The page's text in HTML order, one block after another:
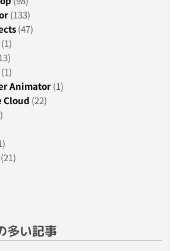
(133)
(47)
(1)
(1)
Animator(1)
Cloud (22)
(21)
多い記事